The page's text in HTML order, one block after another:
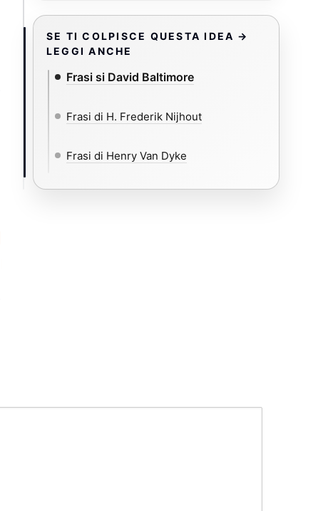
SE TI COLPISCE QUESTA IDEA →
LEGGI ANCHE
Frasi si David Baltimore
Frasi di H. Frederik Nijhout
Frasi di Henry Van Dyke